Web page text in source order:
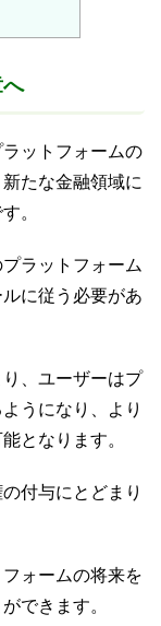
ットフォームの
たな金融領域に
。
ラットフォーム
に従う必要があ
、ユーザーはプ
うになり、より
となります。
付与にとどまり
ォームの将来を
できます。